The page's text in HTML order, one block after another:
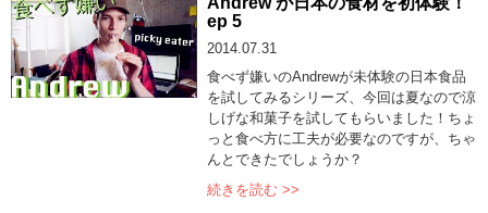
ep 5
2014.07.31
食べず嫌いのAndrewが未体験の日本食品
を試してみるシリーズ、今回は夏なので涼
しげな和菓子を試してもらいました！ちょ
っと食べ方に工夫が必要なのですが、ちゃ
んとできたでしょうか？
続きを読む >>